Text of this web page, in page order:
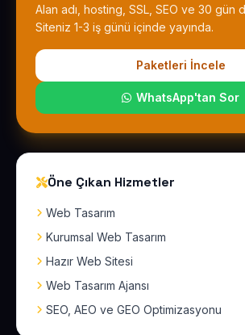
Alan adı, hosting, SSL, SEO ve 30 gün
Siteniz 1-3 iş günü içinde yayında.
Paketleri İncele
WhatsApp'tan Sor
Öne Çıkan Hizmetler
Web Tasarım
Kurumsal Web Tasarım
Hazır Web Sitesi
Web Tasarım Ajansı
SEO, AEO ve GEO Optimizasyonu